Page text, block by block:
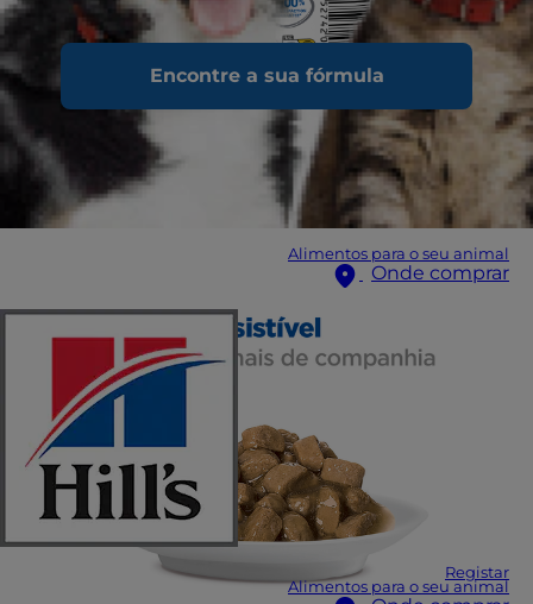
Encontre a sua fórmula
Alimentos para o seu animal
Onde comprar
Registar
Alimentos para o seu animal